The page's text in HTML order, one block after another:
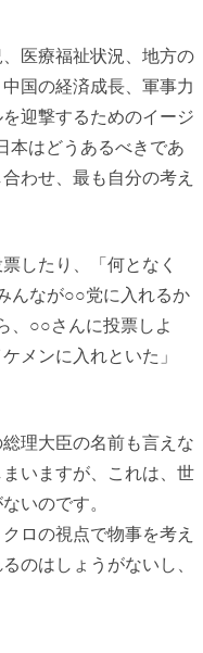
医療福祉状況、地方の
国の経済成長、軍事力
迎撃するためのイージ
本はどうあるべきであ
わせ、最も自分の考え
したり、「何となく
んなが○○党に入れるか
、○○さんに投票しよ
メンに入れといた」
理大臣の名前も言えな
いますが、これは、世
いのです。
ロの視点で物事を考え
のはしょうがないし、